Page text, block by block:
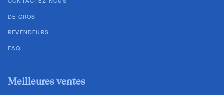
CONTACTEZ-NOUS
DE GROS
REVENDEURS
FAQ
Meilleures ventes